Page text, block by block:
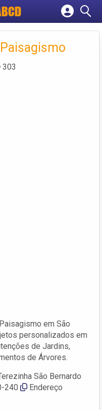
empresa
303
em São
personalizados em
de Jardins,
de Árvores.
São Bernardo
240
Endereço